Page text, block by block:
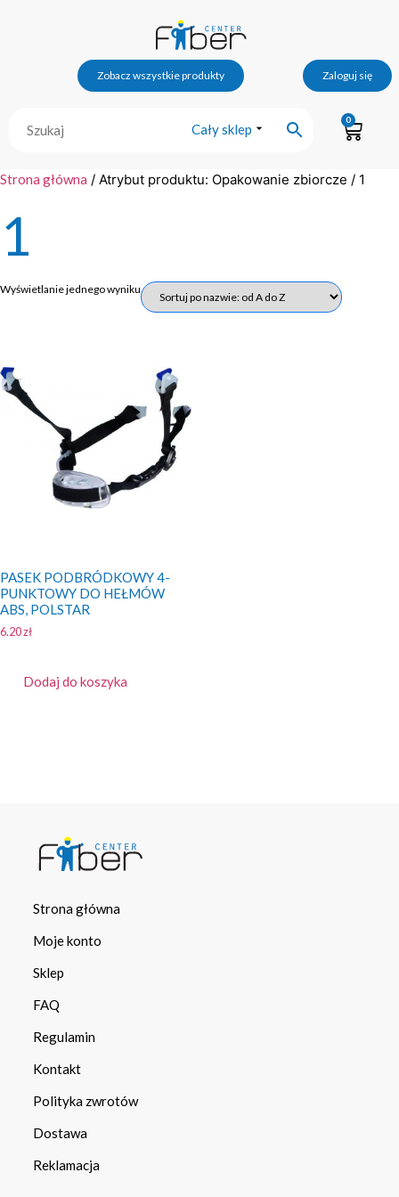
Zobacz wszystkie produkty Zaloguj się
Cały sklep
0
Strona główna / Atrybut produktu: Opakowanie zbiorcze / 1
1
Wyświetlanie jednego wyniku
PASEK PODBRÓDKOWY 4-
PUNKTOWY DO HEŁMÓW
ABS, POLSTAR
6.20zł
Dodaj do koszyka
Strona główna
Moje konto
Sklep
FAQ
Regulamin
Kontakt
Polityka zwrotów
Dostawa
Reklamacja